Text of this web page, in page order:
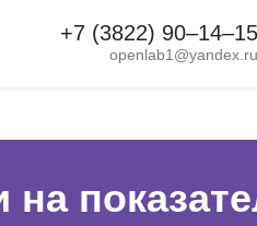
+7 (3822) 90‒14‒15
openlab1@yandex.ru